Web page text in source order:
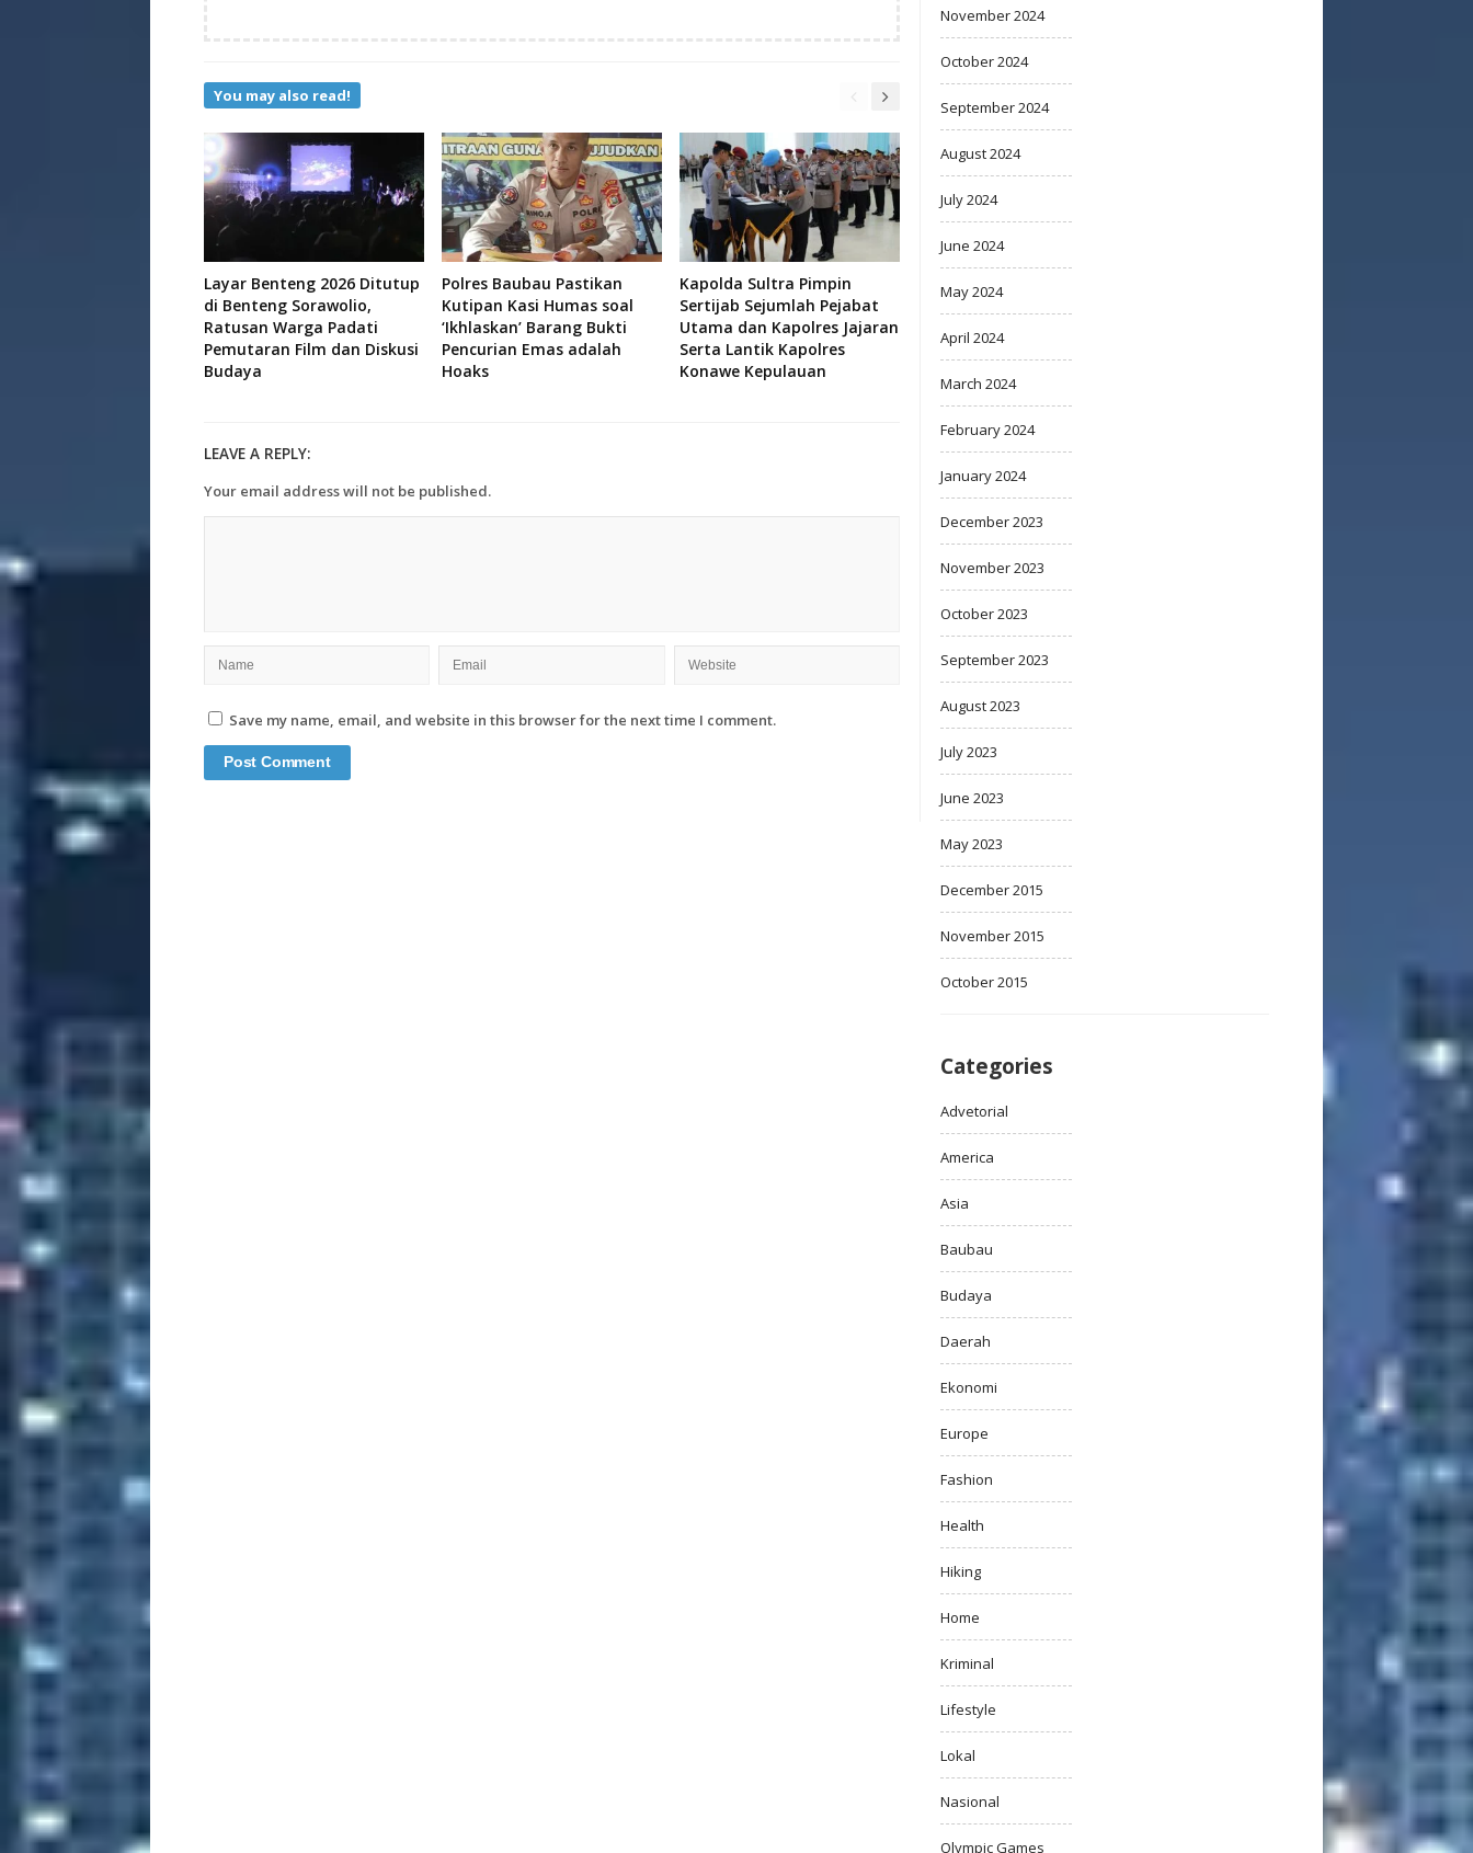
You may also read!
Layar Benteng 2026 Ditutup
di Benteng Sorawolio,
Ratusan Warga Padati
Pemutaran Film dan Diskusi
Budaya
Polres Baubau Pastikan
Kutipan Kasi Humas soal
‘Ikhlaskan’ Barang Bukti
Pencurian Emas adalah
Hoaks
Kapolda Sultra Pimpin
Sertijab Sejumlah Pejabat
Utama dan Kapolres Jajaran
Serta Lantik Kapolres
Konawe Kepulauan
LEAVE A REPLY:
Your email address will not be published.
Save my name, email, and website in this browser for the next time I comment.
November 2024
October 2024
September 2024
August 2024
July 2024
June 2024
May 2024
April 2024
March 2024
February 2024
January 2024
December 2023
November 2023
October 2023
September 2023
August 2023
July 2023
June 2023
May 2023
December 2015
November 2015
October 2015
Categories
Advetorial
America
Asia
Baubau
Budaya
Daerah
Ekonomi
Europe
Fashion
Health
Hiking
Home
Kriminal
Lifestyle
Lokal
Nasional
Olympic Games